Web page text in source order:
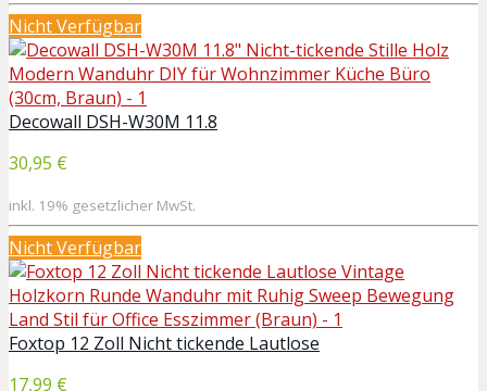
Nicht Verfügbar
Decowall DSH-W30M 11.8
30,95 €
inkl. 19% gesetzlicher MwSt.
Nicht Verfügbar
Foxtop 12 Zoll Nicht tickende Lautlose
17,99 €